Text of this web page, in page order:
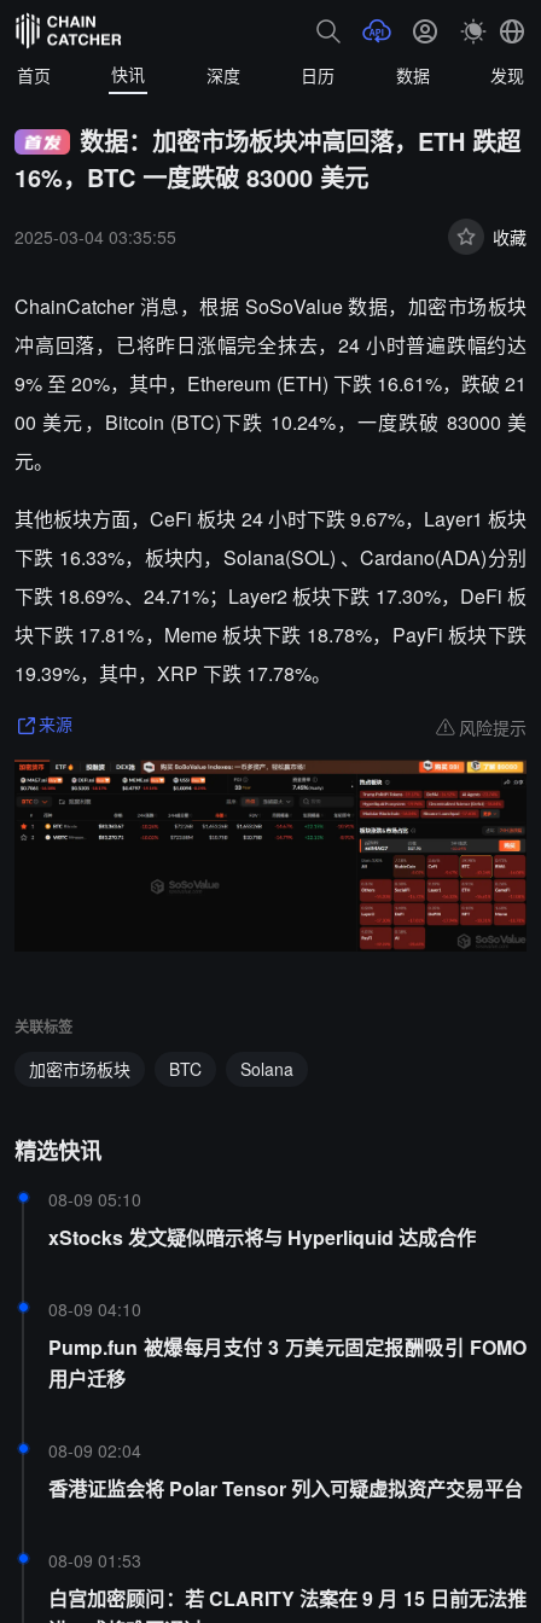
首页 快讯 深度 日历 数据 发现
数据：加密市场板块冲高回落，ETH 跌超
16%，BTC 一度跌破 83000 美元
2025-03-04 03:35:55 收藏
ChainCatcher 消息，根据 SoSoValue 数据，加密市场板块
冲高回落，已将昨日涨幅完全抹去，24 小时普遍跌幅约达
9% 至 20%，其中，Ethereum (ETH) 下跌 16.61%，跌破 21
00 美元，Bitcoin (BTC)下跌 10.24%，一度跌破 83000 美
元。
其他板块方面，CeFi 板块 24 小时下跌 9.67%，Layer1 板块
下跌 16.33%，板块内，Solana(SOL) 、Cardano(ADA)分别
下跌 18.69%、24.71%；Layer2 板块下跌 17.30%，DeFi 板
块下跌 17.81%，Meme 板块下跌 18.78%，PayFi 板块下跌
19.39%，其中，XRP 下跌 17.78%。
来源 风险提示
关联标签
加密市场板块 BTC Solana
精选快讯
08-09 05:10
xStocks 发文疑似暗示将与 Hyperliquid 达成合作
08-09 04:10
Pump.fun 被爆每月支付 3 万美元固定报酬吸引 FOMO
用户迁移
08-09 02:04
香港证监会将 Polar Tensor 列入可疑虚拟资产交易平台
08-09 01:53
白宫加密顾问：若 CLARITY 法案在 9 月 15 日前无法推